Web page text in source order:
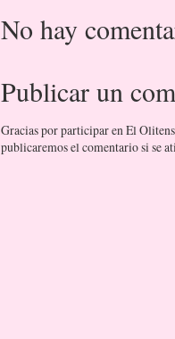
No hay
Publicar un
Gracias por participar en El
publicaremos el comentario si se